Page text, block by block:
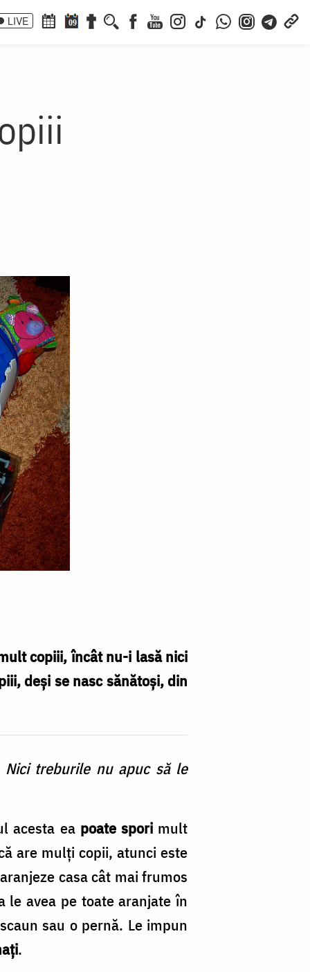
LIVE 09
copiii, încât nu-i lasă nici
deşi se nasc sănătoşi, din
Nici treburile nu apuc să le
acesta eapoate sporimult
are mulţi copii, atunci este
casa cât mai frumos
le avea pe toate aranjate în
sau o pernă. Le impun
.